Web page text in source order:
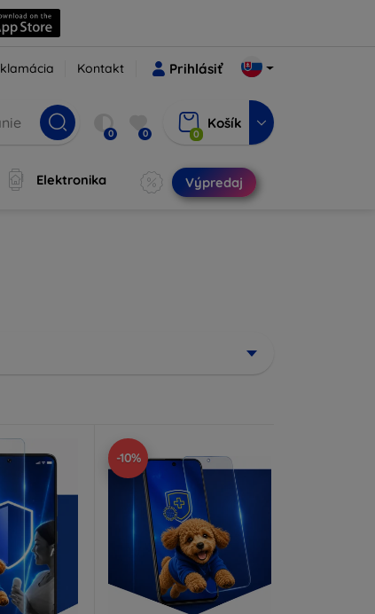
Kontakt Prihlásiť
0 0 0
Košík
Elektronika Výpredaj
-10%